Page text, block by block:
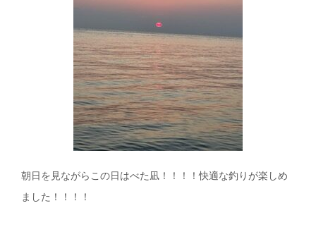
朝日を見ながらこの日はべた凪！！！！快適な釣りが楽しめ
ました！！！！